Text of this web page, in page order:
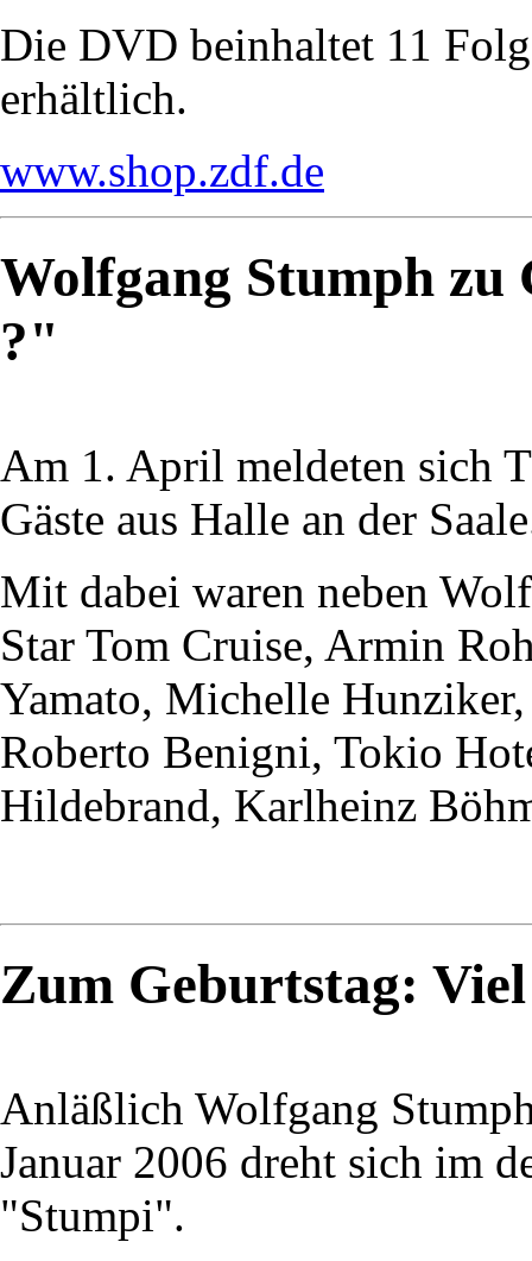
Die DVD beinhaltet 11
erhältlich.
www.shop.zdf.de
Wolfgang Stumph zu
?"
Am 1. April meldeten sich
Gäste aus Halle an der
Mit dabei waren neben
Star Tom Cruise, Armin
Yamato, Michelle Hunziker,
Roberto Benigni, Tokio
Hildebrand, Karlheinz
Zum Geburtstag:
Anläßlich Wolfgang
Januar 2006 dreht sich im
"Stumpi".